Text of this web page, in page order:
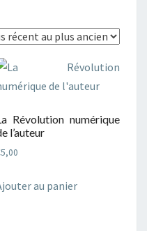
Révolution numérique
l’auteur
5,00
au panier